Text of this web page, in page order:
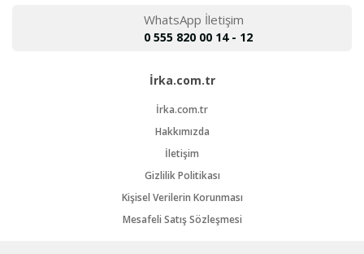
WhatsApp İletişim
0 555 820 00 14 - 12
İrka.com.tr
İrka.com.tr
Hakkımızda
İletişim
Gizlilik Politikası
Kişisel Verilerin Korunması
Mesafeli Satış Sözleşmesi